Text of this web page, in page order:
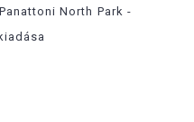
North Park -